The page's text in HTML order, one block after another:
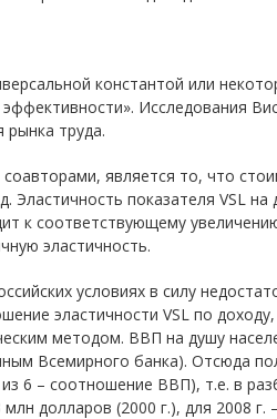
константой или
Исследования
рынка труда.
является то, что
Эластичность показателя VSL на
к соответствующему
эластичность.
условиях в силу
эластичности VSL по
методом. ВВП на душу
Всемирного банка). Отсюда
6 – соотношение ВВП), т.е. в
долларов (2000 г.), для 2008 г.